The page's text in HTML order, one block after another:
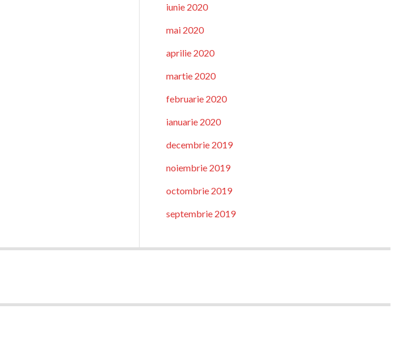
iunie 2020
mai 2020
aprilie 2020
martie 2020
februarie 2020
ianuarie 2020
decembrie 2019
noiembrie 2019
octombrie 2019
septembrie 2019